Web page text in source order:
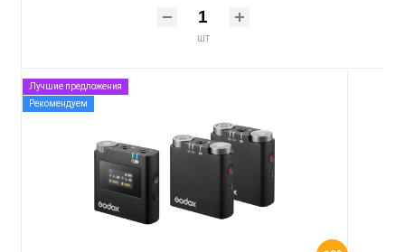
шт
Лучшие предложения
Рекомендуем